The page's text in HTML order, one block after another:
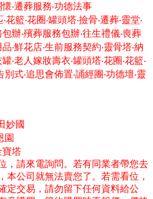
‧遷葬服務‧功德法事
‧花籃‧花圈‧罐頭塔‧撿骨‧遷葬‧靈堂‧
辦‧殯葬服務包辦‧往生禮儀‧喪葬
‧鮮花店‧生前服務契約‧靈骨塔‧納
‧老人嫁妝壽衣‧罐頭塔‧花圈‧花籃‧
別式‧追思會佈置‧誦經團‧功德壇‧靈
妙國
園
寶塔
，請來電詢問。若有同業者帶您去
本公司就無法賣您了。若需看位，
定交易，請勿留下任何資料給公